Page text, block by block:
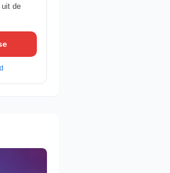
uit de